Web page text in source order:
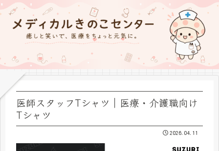
医師スタッフTシャツ｜医療・介護職向け
Tシャツ
2026.04.11